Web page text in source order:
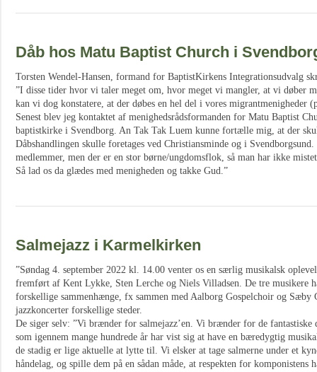
Dåb hos Matu Baptist Church i
Torsten Wendel-Hansen, formand for BaptistKirkens Integrationsudvalg
”I disse tider hvor vi taler meget om, hvor meget vi mangler, at vi døber
kan vi dog konstatere, at der døbes en hel del i vores
Senest blev jeg kontaktet af menighedsrådsformanden for Matu Baptist
baptistkirke i Svendborg. An Tak Tak Luem kunne fortælle mig, at der
Dåbshandlingen skulle foretages ved Christiansminde og i
medlemmer, men der er en stor børne/ungdomsflok, så man har ikke
Så lad os da glædes med menigheden og takke Gud.”
Salmejazz i Karmelkirken
”Søndag 4. september 2022 kl. 14.00 venter os en særlig musikalsk
fremført af Kent Lykke, Sten Lerche og Niels Villadsen. De tre musikere
forskellige sammenhænge, fx sammen med Aalborg Gospelchoir og Sæby
jazzkoncerter forskellige steder.
De siger selv: ”Vi brænder for salmejazz’en. Vi brænder for de fantastiske
som igennem mange hundrede år har vist sig at have en bæredygtig
de stadig er lige aktuelle at lytte til. Vi elsker at tage salmerne under et
håndelag, og spille dem på en sådan måde, at respekten for komponistens